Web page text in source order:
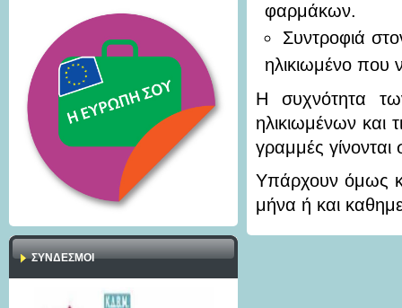
ΣΎΝΔΕΣΜΟΙ
φαρμάκων.
Συντροφιά
ηλικιωμένο που
Η συχνότητα
ηλικιωμένων και
γραμμές
Υπάρχουν όμως
μήνα ή και